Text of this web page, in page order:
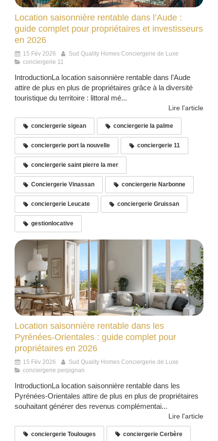
Location saisonnière rentable dans l’Aude :
guide complet pour propriétaires et investisseurs
en 2026
15 Fév 2026
Sud Quality Homes Conciergerie de Luxe
conciergerie 11
IntroductionLa location saisonnière rentable dans l’Aude
attire de plus en plus de propriétaires grâce à la diversité
touristique du territoire : littoral mé...
Lire l'article
conciergerie sigean conciergerie la palme
conciergerie port la nouvelle conciergerie 11
conciergerie saint pierre la mer
Conciergerie Vinassan conciergerie Narbonne
conciergerie Leucate conciergerie Gruissan
gestionlocative
Location saisonnière rentable dans les
Pyrénées-Orientales : guide complet pour
propriétaires en 2026
15 Fév 2026
Sud Quality Homes Conciergerie de Luxe
conciergerie perpignan
IntroductionLa location saisonnière rentable dans les
Pyrénées-Orientales attire de plus en plus de propriétaires
souhaitant générer des revenus complémentai...
Lire l'article
conciergerie Toulouges conciergerie Cerbère